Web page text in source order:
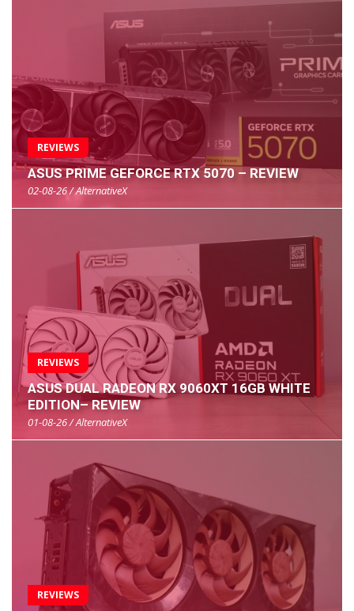
REVIEWS
ASUS PRIME GEFORCE RTX 5070 – REVIEW
02-08-26 / AlternativeX
REVIEWS
ASUS DUAL RADEON RX 9060XT 16GB WHITE
EDITION– REVIEW
01-08-26 / AlternativeX
REVIEWS